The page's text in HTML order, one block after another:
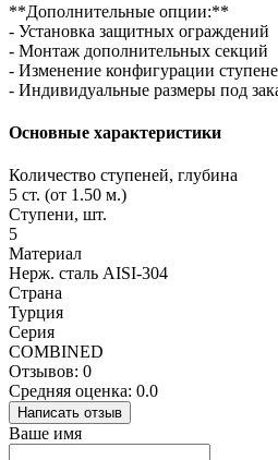
**Дополнительные опции:**
- Установка защитных ограждений
- Монтаж дополнительных секций
- Изменение конфигурации
- Индивидуальные размеры под
Основные характеристики
Количество ступеней, глубина
5 ст. (от 1.50 м.)
Ступени, шт.
5
Материал
Нерж. сталь AISI-304
Страна
Турция
Серия
COMBINED
Отзывов: 0
Средняя оценка: 0.0
Написать отзыв
Ваше имя